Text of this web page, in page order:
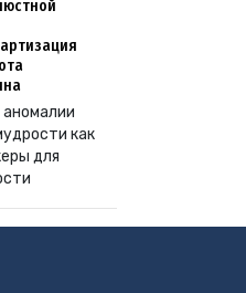
как
для